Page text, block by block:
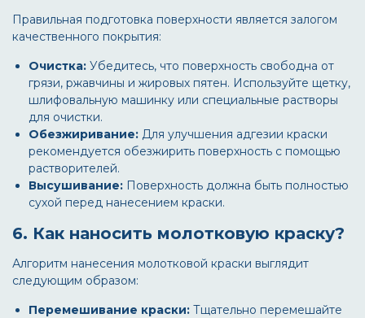
Правильная подготовка поверхности является залогом
качественного покрытия:
Очистка: Убедитесь, что поверхность свободна от
грязи, ржавчины и жировых пятен. Используйте щетку,
шлифовальную машинку или специальные растворы
для очистки.
Обезжиривание: Для улучшения адгезии краски
рекомендуется обезжирить поверхность с помощью
растворителей.
Высушивание: Поверхность должна быть полностью
сухой перед нанесением краски.
6. Как наносить молотковую краску?
Алгоритм нанесения молотковой краски выглядит
следующим образом:
Перемешивание краски: Тщательно перемешайте